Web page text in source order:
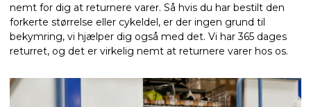
nemt for dig at returnere varer. Så hvis du har bestilt den
forkerte størrelse eller cykeldel, er der ingen grund til
bekymring, vi hjælper dig også med det. Vi har 365 dages
returret, og det er virkelig nemt at returnere varer hos os.